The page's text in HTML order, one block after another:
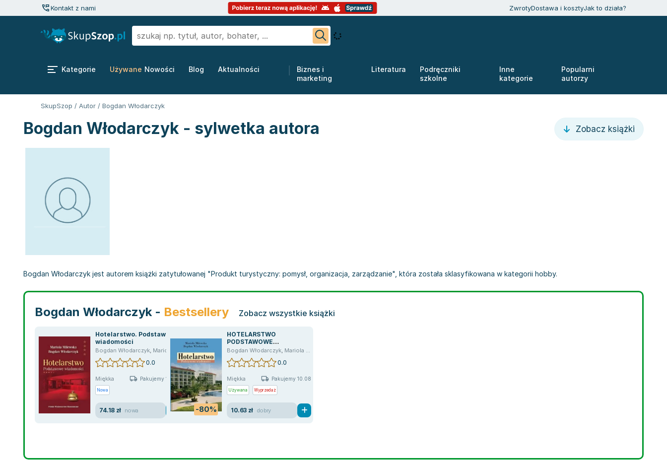
Kontakt z nami ZwrotyDostawa i kosztyJak to działa?
Kategorie Używane Nowości Blog Aktualności
Biznes i
marketing
Literatura
Podręczniki
szkolne
Inne
kategorie
Popularni
autorzy
SkupSzop / Autor / Bogdan Włodarczyk
Bogdan Włodarczyk - sylwetka autora Zobacz książki
Bogdan Włodarczyk jest autorem książki zatytułowanej "Produkt turystyczny: pomysł, organizacja, zarządzanie", która została sklasyfikowana w kategorii hobby.
Bogdan Włodarczyk - Bestsellery Zobacz wszystkie książki
Hotelarstwo. Podstawowe
wiadomości
Bogdan Włodarczyk, Mariola Milewska
0.0
Miękka Pakujemy 10.08
Nowa
74.18 zł nowa -80%
HOTELARSTWO
PODSTAWOWE
WIADOMOŚCI
Bogdan Włodarczyk, Mariola Milewska
0.0
Miękka Pakujemy 10.08
Używana Wyprzedaż
10.63 zł dobry